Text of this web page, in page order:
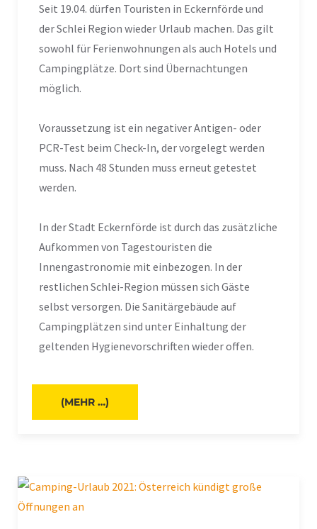
Seit 19.04. dürfen Touristen in Eckernförde und
der Schlei Region wieder Urlaub machen. Das gilt
sowohl für Ferienwohnungen als auch Hotels und
Campingplätze. Dort sind Übernachtungen
möglich.
Voraussetzung ist ein negativer Antigen- oder
PCR-Test beim Check-In, der vorgelegt werden
muss. Nach 48 Stunden muss erneut getestet
werden.
In der Stadt Eckernförde ist durch das zusätzliche
Aufkommen von Tagestouristen die
Innengastronomie mit einbezogen. In der
restlichen Schlei-Region müssen sich Gäste
selbst versorgen. Die Sanitärgebäude auf
Campingplätzen sind unter Einhaltung der
geltenden Hygienevorschriften wieder offen.
(MEHR …)